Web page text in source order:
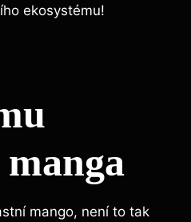
ekosystému!
manga
mango, není to tak